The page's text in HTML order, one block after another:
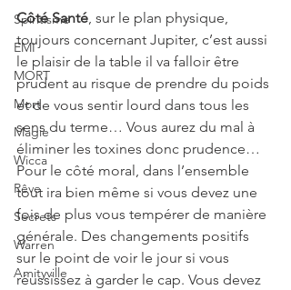
Spiritisme
EMI
MORT
Mort
Magie
Wicca
Rêve
Secrets
Warren
Amityville
Côté Santé, sur le plan physique,
toujours concernant Jupiter, c’est aussi
le plaisir de la table il va falloir être
prudent au risque de prendre du poids
et de vous sentir lourd dans tous les
sens du terme… Vous aurez du mal à
éliminer les toxines donc prudence…
Pour le côté moral, dans l’ensemble
tout ira bien même si vous devez une
fois de plus vous tempérer de manière
générale. Des changements positifs
sur le point de voir le jour si vous
réussissez à garder le cap. Vous devez